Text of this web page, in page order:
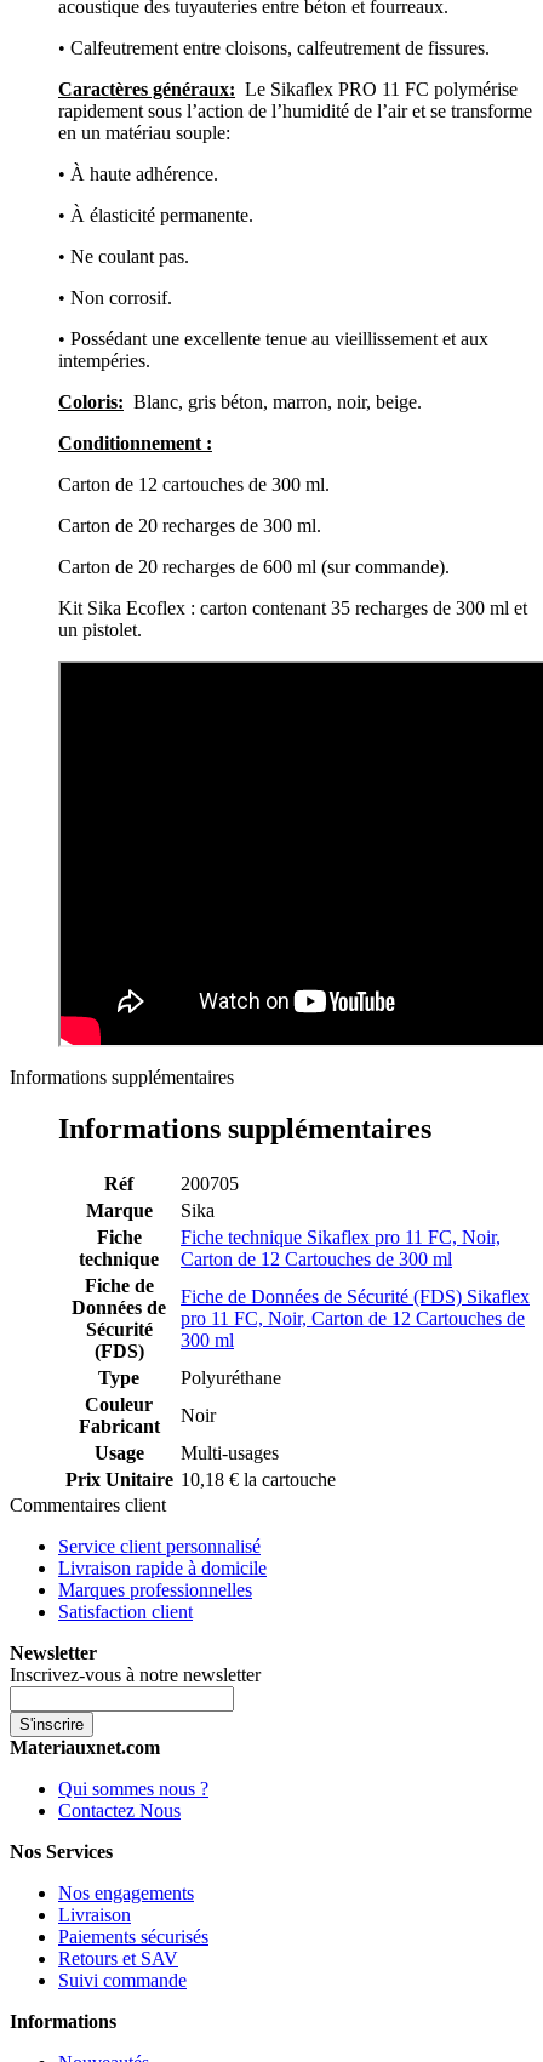
acoustique des tuyauteries entre béton et fourreaux.
• Calfeutrement entre cloisons, calfeutrement de fissures.
Caractères généraux: Le Sikaflex PRO 11 FC polymérise
rapidement sous l’action de l’humidité de l’air et se transforme
en un matériau souple:
• À haute adhérence.
• À élasticité permanente.
• Ne coulant pas.
• Non corrosif.
• Possédant une excellente tenue au vieillissement et aux
intempéries.
Coloris: Blanc, gris béton, marron, noir, beige.
Conditionnement :
Carton de 12 cartouches de 300 ml.
Carton de 20 recharges de 300 ml.
Carton de 20 recharges de 600 ml (sur commande).
Kit Sika Ecoflex : carton contenant 35 recharges de 300 ml et
un pistolet.
Informations supplémentaires
Informations supplémentaires
Réf
200705
Marque
Sika
Fiche
technique
Fiche technique Sikaflex pro 11 FC, Noir,
Carton de 12 Cartouches de 300 ml
Fiche de
Données de
Sécurité
(FDS)
Fiche de Données de Sécurité (FDS) Sikaflex
pro 11 FC, Noir, Carton de 12 Cartouches de
300 ml
Type
Polyuréthane
Couleur
Fabricant
Noir
Usage
Multi-usages
Prix Unitaire 10,18 € la cartouche
Commentaires client
Service client personnalisé
Livraison rapide à domicile
Marques professionnelles
Satisfaction client
Newsletter
Inscrivez-vous à notre newsletter
S'inscrire
Materiauxnet.com
Qui sommes nous ?
Contactez Nous
Nos Services
Nos engagements
Livraison
Paiements sécurisés
Retours et SAV
Suivi commande
Informations